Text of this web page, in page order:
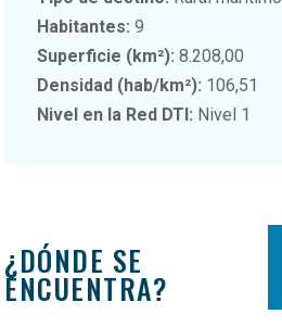
Habitantes: 9
Superficie (km²): 8.208,00
Densidad (hab/km²): 106,51
Nivel en la Red DTI: Nivel 1
¿DÓNDE SE
ENCUENTRA?